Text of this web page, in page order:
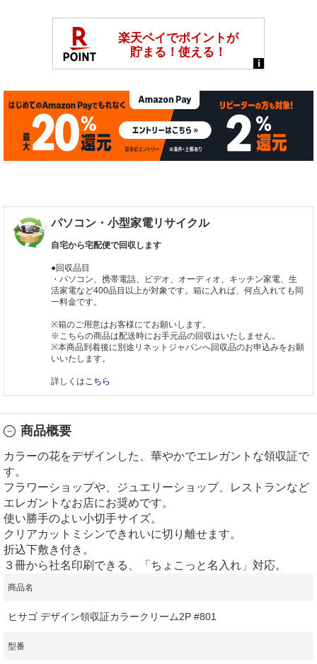
パソコン・小型家電リサイクル
自宅から宅配便で回収します
●回収品目
・パソコン、携帯電話、ビデオ、オーディオ、キッチン家電、生
活家電など400品目以上が対象です。箱に入れば、何点入れても同
一料金です。
※箱のご用意はお客様にてお願いします。
※こちらの商品は配送時にお手元品の回収はいたしません。
※本商品到着後に別途リネットジャパンへ回収品のお申込みをお願
いいたします。
詳しくは こちら
商品概要
カラーの花をデザインした、華やかでエレガントな領収証で
す。
フラワーショップや、ジュエリーショップ、レストランなど
エレガントなお店にお奨めです。
使い勝手のよい小切手サイズ。
クリアカットミシンできれいに切り離せます。
折込下敷き付き。
３冊から社名印刷できる、「ちょこっと名入れ」対応。
商品名
ヒサゴ デザイン領収証カラークリーム2P #801
型番